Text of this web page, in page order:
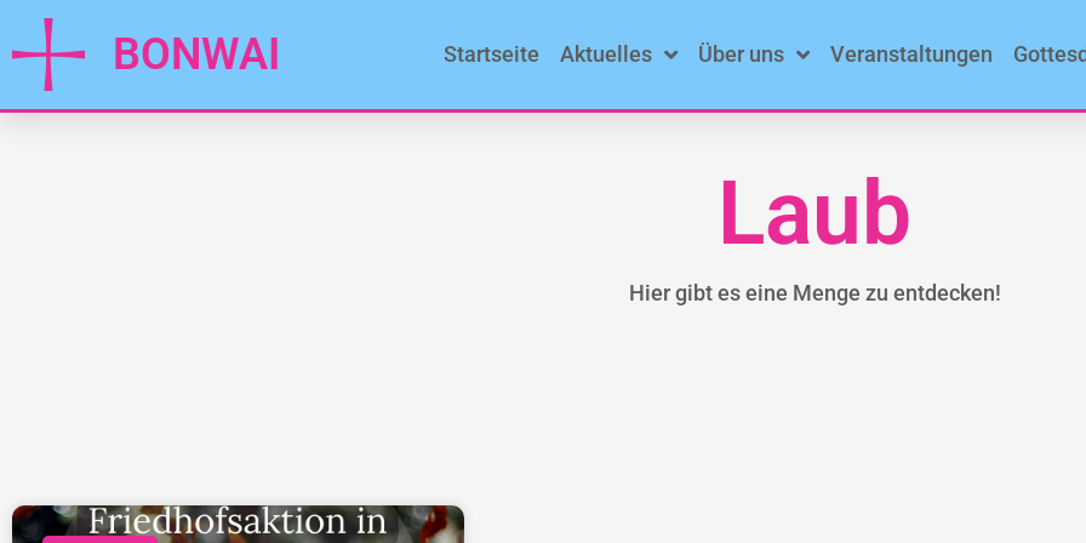
BONWAI Startseite Aktuelles Über uns Veranstaltungen
Laub
Hier gibt es eine Menge zu entdecken!